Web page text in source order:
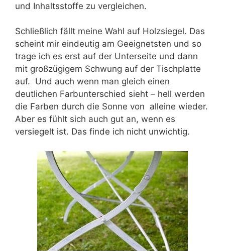
und Inhaltsstoffe zu vergleichen.
Schließlich fällt meine Wahl auf Holzsiegel. Das
scheint mir eindeutig am Geeignetsten und so
trage ich es erst auf der Unterseite und dann
mit großzügigem Schwung auf der Tischplatte
auf. Und auch wenn man gleich einen
deutlichen Farbunterschied sieht – hell werden
die Farben durch die Sonne von alleine wieder.
Aber es fühlt sich auch gut an, wenn es
versiegelt ist. Das finde ich nicht unwichtig.